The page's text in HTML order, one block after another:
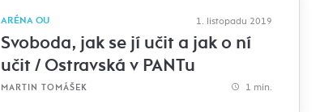
ARÉNA OU 1. listopadu 2019
Svoboda, jak se jí učit a jak o ní
učit / Ostravská v PANTu
MARTIN TOMÁŠEK 1 min.